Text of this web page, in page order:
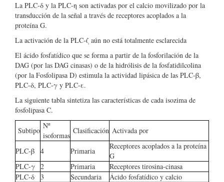
La PLC-δ y la PLC-η son activadas por el calcio movilizado por la
transducción de la señal a través de receptores acoplados a la
proteína G.
La activación de la PLC-ζ aún no está totalmente esclarecida
El ácido fosfatídico que se forma a partir de la fosforilación de la
DAG (por las DAG cinasas) o de la hidrólisis de la fosfatidilcolina
(por la Fosfolipasa D) estimula la actividad lipásica de las PLC-β,
PLC-δ, PLC-γ y PLC-ε.
La siguiente tabla sintetiza las características de cada isozima de
fosfolipasa C.
Subtipo
Nº
isoformas
Clasificación Activada por
PLC-β 4 Primaria
Receptores acoplados a la proteína
G
PLC-γ
2 Primaria
Receptores tirosina-cinasa
PLC-δ
3 Secundaria Ácido fosfatídico y calcio